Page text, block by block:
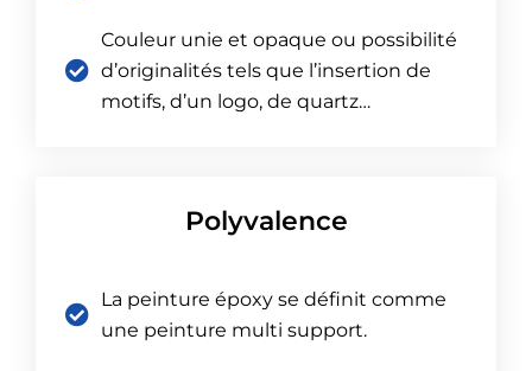
Couleur unie et opaque ou possibilité
d’originalités tels que l’insertion de
motifs, d’un logo, de quartz…
Polyvalence
La peinture époxy se définit comme
une peinture multi support.